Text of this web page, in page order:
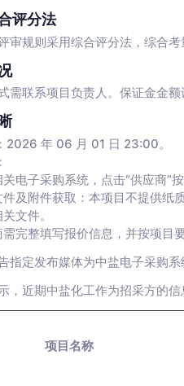
评分法
审规则采用综合评分法，综合
需联系项目负责人。保证金金
：2026 年 06 月 01 日 23:00。
电子采购系统，点击“供应商”
及附件获取：本项目不提供纸
文件。
完整填写报价信息，并按项目
指定发布媒体为中盐电子采购系
，近期中盐化工作为招采方的信
项目名称